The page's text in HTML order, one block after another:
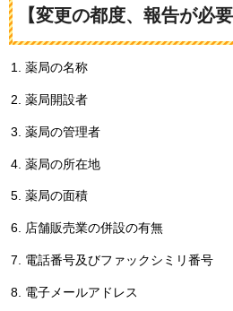
【変更の都度、報告が必要
薬局の名称
薬局開設者
薬局の管理者
薬局の所在地
薬局の面積
店舗販売業の併設の有無
電話番号及びファックシミリ番号
電子メールアドレス